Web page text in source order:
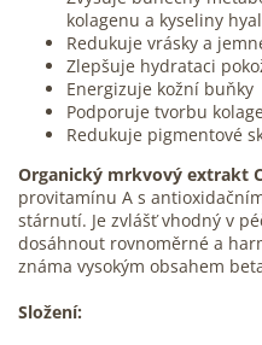
kolagenu a kyseliny
Redukuje vrásky a
Zlepšuje hydrataci
Energizuje kožní buňky
Podporuje tvorbu
Redukuje pigmentové
Organický mrkvový extrakt
provitamínu A s
stárnutí. Je zvlášť vhodný v
dosáhnout rovnoměrné a
známa vysokým obsahem
Složení: